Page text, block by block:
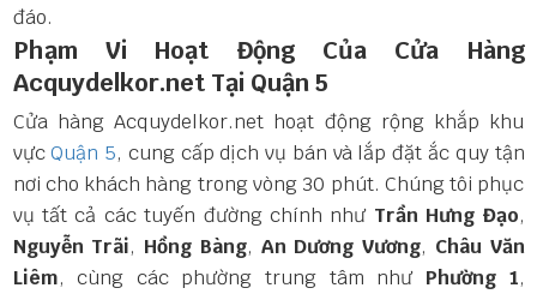
đáo.
Phạm Vi Hoạt Động Của Cửa Hàng
Acquydelkor.net Tại Quận 5
Cửa hàng Acquydelkor.net hoạt động rộng khắp khu
vựcQuận 5, cung cấp dịch vụ bán và lắp đặt ắc quy tận
nơi cho khách hàng trong vòng 30 phút. Chúng tôi phục
vụ tất cả các tuyến đường chính như Trần Hưng Đạo,
Nguyễn Trãi, Hồng Bàng, An Dương Vương, Châu Văn
Liêm, cùng các phường trung tâm như Phường 1,